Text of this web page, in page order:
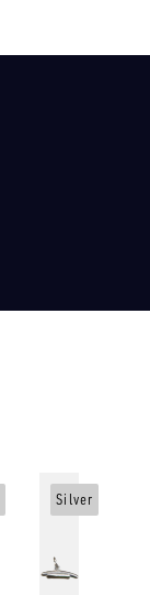
Silver